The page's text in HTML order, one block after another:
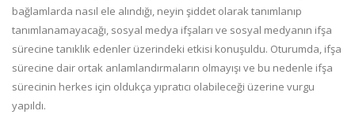
bağlamlarda nasıl ele alındığı, neyin şiddet olarak tanımlanıp
tanımlanamayacağı, sosyal medya ifşaları ve sosyal medyanın ifşa
sürecine tanıklık edenler üzerindeki etkisi konuşuldu. Oturumda, ifşa
sürecine dair ortak anlamlandırmaların olmayışı ve bu nedenle ifşa
sürecinin herkes için oldukça yıpratıcı olabileceği üzerine vurgu
yapıldı.